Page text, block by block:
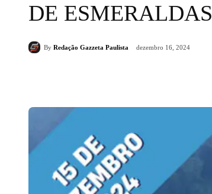
DE ESMERALDAS
By Redação Gazzeta Paulista dezembro 16, 2024